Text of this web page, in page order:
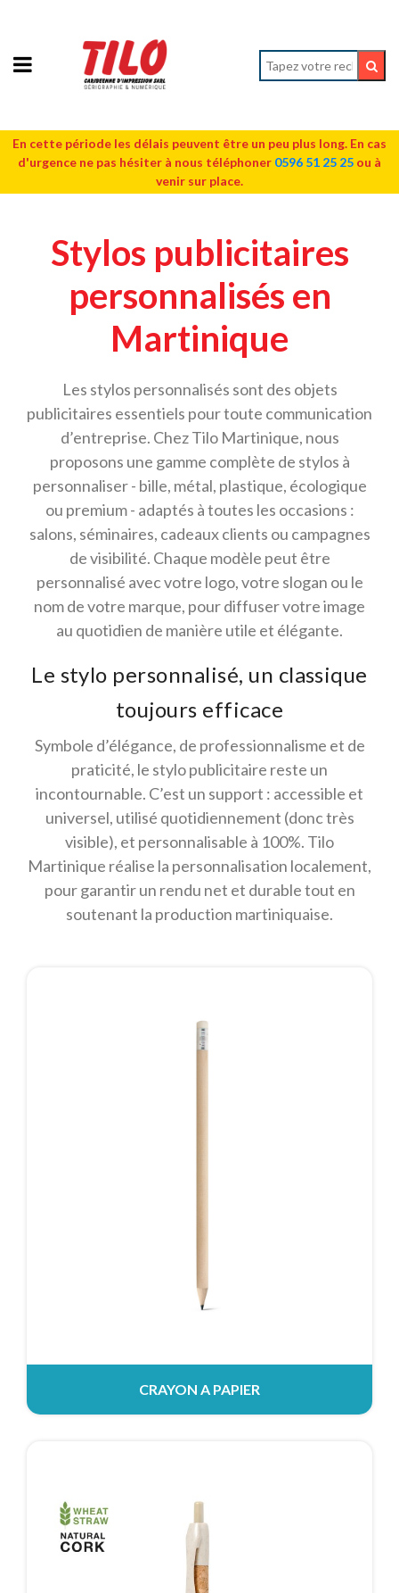
En cette période les délais peuvent être un peu plus long. En cas
d'urgence ne pas hésiter à nous téléphoner 0596 51 25 25 ou à
venir sur place.
Stylos publicitaires
personnalisés en
Martinique
Les stylos personnalisés sont des objets
publicitaires essentiels pour toute communication
d’entreprise. Chez Tilo Martinique, nous
proposons une gamme complète de stylos à
personnaliser - bille, métal, plastique, écologique
ou premium - adaptés à toutes les occasions :
salons, séminaires, cadeaux clients ou campagnes
de visibilité. Chaque modèle peut être
personnalisé avec votre logo, votre slogan ou le
nom de votre marque, pour diffuser votre image
au quotidien de manière utile et élégante.
Le stylo personnalisé, un classique
toujours efficace
Symbole d’élégance, de professionnalisme et de
praticité, le stylo publicitaire reste un
incontournable. C’est un support : accessible et
universel, utilisé quotidiennement (donc très
visible), et personnalisable à 100%. Tilo
Martinique réalise la personnalisation localement,
pour garantir un rendu net et durable tout en
soutenant la production martiniquaise.
CRAYON A PAPIER